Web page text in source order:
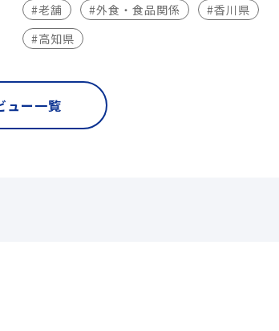
#老舗
#外食・食品関係
#香川県
#高知県
ュー一覧